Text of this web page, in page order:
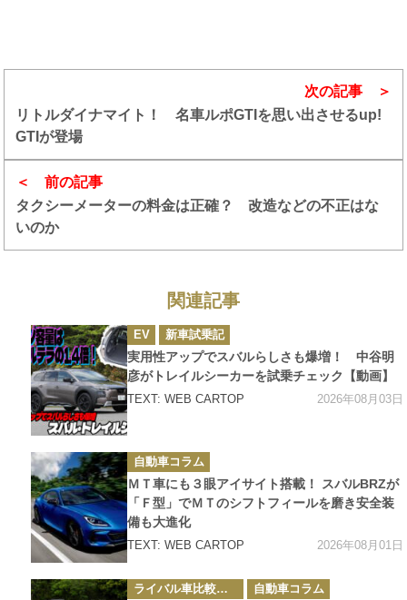
前の記事
タクシーメーターの料金は正確？ 改造などの不正はな
いのか
次の記事
リトルダイナマイト！ 名車ルポGTIを思い出させるup!
GTIが登場
関連記事
カ
テ
ゴ
リ
ー
EV 新車試乗記
実用性アップでスバルらしさも爆増！ 中谷明
彦がトレイルシーカーを試乗チェック【動画】
TEXT: WEB CARTOP 2026年08月03日
カ
テ
ゴ
リ
ー
自動車コラム
ＭＴ車にも３眼アイサイト搭載！ スバルBRZが
「Ｆ型」でＭＴのシフトフィールを磨き安全装
備も大進化
TEXT: WEB CARTOP 2026年08月01日
カ
テ
ライバル車比較テスト 自動車コラム